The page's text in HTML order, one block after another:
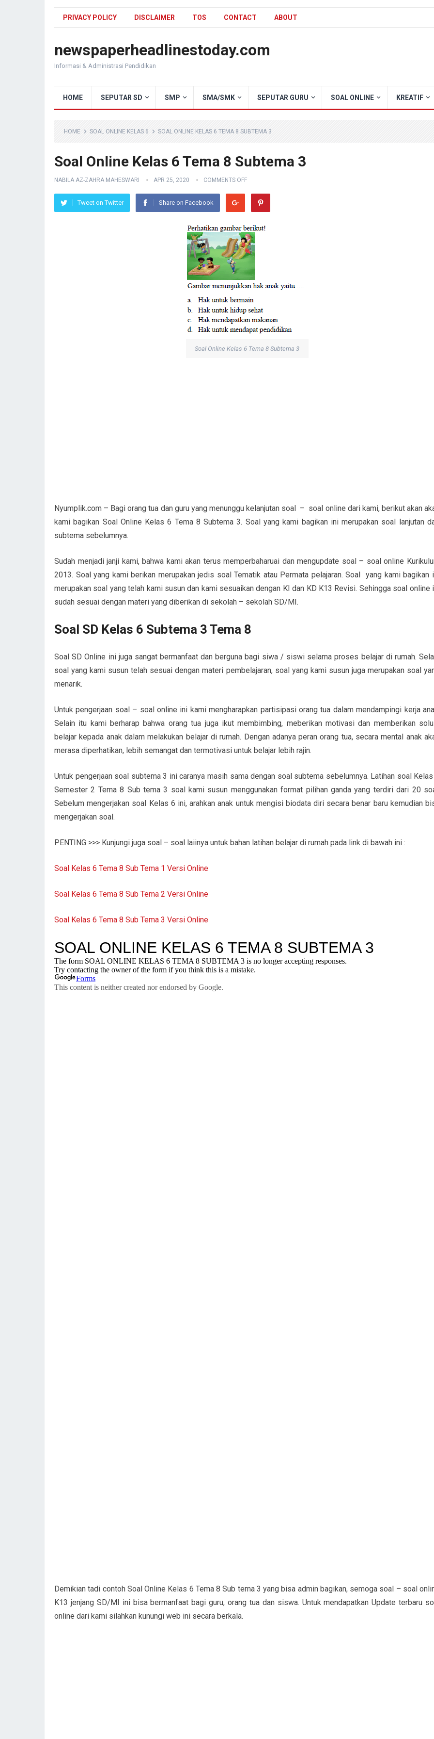
PRIVACY POLICY DISCLAIMER TOS CONTACT ABOUT
newspaperheadlinestoday.com
Informasi & Administrasi Pendidikan
HOME SEPUTAR SD SMP SMA/SMK SEPUTAR GURU SOAL ONLINE KREATIF
HOME SOAL ONLINE KELAS 6 SOAL ONLINE KELAS 6 TEMA 8 SUBTEMA 3
Soal Online Kelas 6 Tema 8 Subtema 3
NABILA AZ-ZAHRA MAHESWARI APR 25, 2020 COMMENTS OFF
Tweet on Twitter Share on Facebook
Soal Online Kelas 6 Tema 8 Subtema 3
Nyumplik.com – Bagi orang tua dan guru yang menunggu kelanjutan soal – soal online dari kami, berikut akan
kami bagikan Soal Online Kelas 6 Tema 8 Subtema 3. Soal yang kami bagikan ini merupakan soal lanjutan
subtema sebelumnya.
Sudah menjadi janji kami, bahwa kami akan terus memperbaharuai dan mengupdate soal – soal online
2013. Soal yang kami berikan merupakan jedis soal Tematik atau Permata pelajaran. Soal yang kami bagikan
merupakan soal yang telah kami susun dan kami sesuaikan dengan KI dan KD K13 Revisi. Sehingga soal online
sudah sesuai dengan materi yang diberikan di sekolah – sekolah SD/MI.
Soal SD Kelas 6 Subtema 3 Tema 8
Soal SD Online ini juga sangat bermanfaat dan berguna bagi siwa / siswi selama proses belajar di rumah.
soal yang kami susun telah sesuai dengan materi pembelajaran, soal yang kami susun juga merupakan soal
menarik.
Untuk pengerjaan soal – soal online ini kami mengharapkan partisipasi orang tua dalam mendampingi kerja
Selain itu kami berharap bahwa orang tua juga ikut membimbing, meberikan motivasi dan memberikan
belajar kepada anak dalam melakukan belajar di rumah. Dengan adanya peran orang tua, secara mental anak
merasa diperhatikan, lebih semangat dan termotivasi untuk belajar lebih rajin.
Untuk pengerjaan soal subtema 3 ini caranya masih sama dengan soal subtema sebelumnya. Latihan soal
Semester 2 Tema 8 Sub tema 3 soal kami susun menggunakan format pilihan ganda yang terdiri dari 20
Sebelum mengerjakan soal Kelas 6 ini, arahkan anak untuk mengisi biodata diri secara benar baru kemudian
mengerjakan soal.
PENTING >>> Kunjungi juga soal – soal laiinya untuk bahan latihan belajar di rumah pada link di bawah ini :
Soal Kelas 6 Tema 8 Sub Tema 1 Versi Online
Soal Kelas 6 Tema 8 Sub Tema 2 Versi Online
Soal Kelas 6 Tema 8 Sub Tema 3 Versi Online
Demikian tadi contoh Soal Online Kelas 6 Tema 8 Sub tema 3 yang bisa admin bagikan, semoga soal – soal
K13 jenjang SD/MI ini bisa bermanfaat bagi guru, orang tua dan siswa. Untuk mendapatkan Update terbaru
online dari kami silahkan kunungi web ini secara berkala.